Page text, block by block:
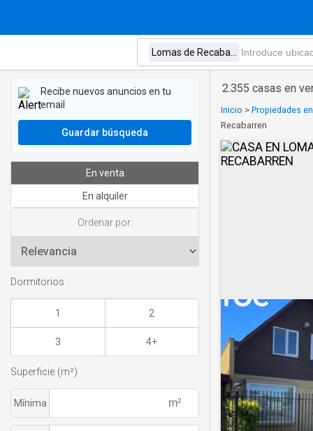
2.355 casas en
Inicio > Propiedades
Recabarren
Recibe nuevos anuncios en tu
email
Guardar búsqueda
En venta
En alquiler
Ordenar por:
Dormitorios
1 2
3 4+
Superficie (m²)
Mínima